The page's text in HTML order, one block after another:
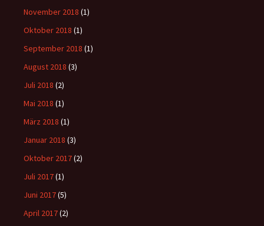
November 2018 (1)
Oktober 2018 (1)
September 2018 (1)
August 2018 (3)
Juli 2018 (2)
Mai 2018 (1)
März 2018 (1)
Januar 2018 (3)
Oktober 2017(2)
Juli 2017(1)
Juni 2017(5)
April 2017(2)